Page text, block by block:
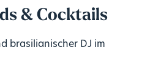
& Cocktails
brasilianischer DJ im